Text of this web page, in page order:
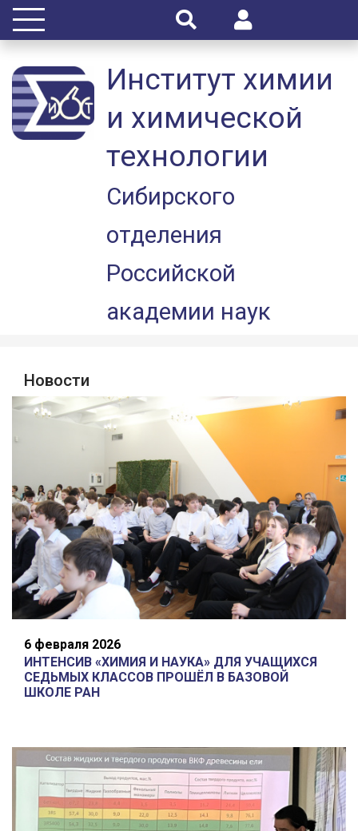
Институт химии
и химической
технологии
Сибирского
отделения
Российской
академии наук
Новости
6 февраля 2026
ИНТЕНСИВ «ХИМИЯ И НАУКА» ДЛЯ УЧАЩИХСЯ
СЕДЬМЫХ КЛАССОВ ПРОШЁЛ В БАЗОВОЙ
ШКОЛЕ РАН